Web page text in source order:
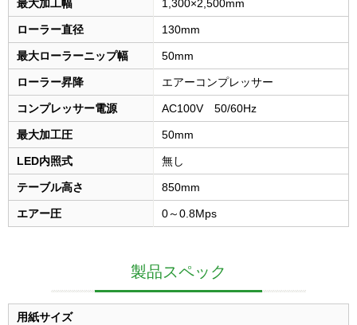
最大加工幅 1,300×2,500mm
ローラー直径 130mm
最大ローラーニップ幅 50mm
ローラー昇降 エアーコンプレッサー
コンプレッサー電源 AC100V 50/60Hz
最大加工圧 50mm
LED内照式 無し
テーブル高さ 850mm
エアー圧 0～0.8Mps
製品スペック
用紙サイズ